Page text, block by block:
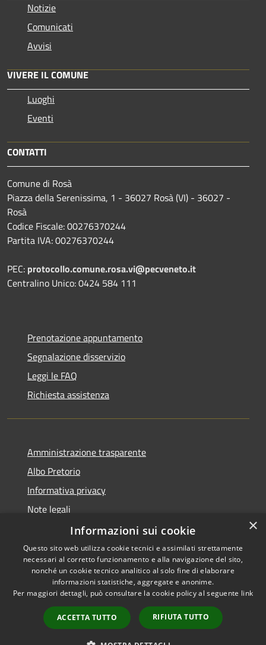
Notizie
Comunicati
Avvisi
VIVERE IL COMUNE
Luoghi
Eventi
CONTATTI
Comune di Rosà
Piazza della Serenissima, 1 - 36027 Rosà (VI) - 36027 -
Rosà
Codice Fiscale: 00276370244
Partita IVA: 00276370244
PEC: protocollo.comune.rosa.vi@pecveneto.it
Centralino Unico: 0424 584 111
Prenotazione appuntamento
Segnalazione disservizio
Leggi le FAQ
Richiesta assistenza
Amministrazione trasparente
Albo Pretorio
Informativa privacy
Note legali
Dichiarazione di accessibilità
RSS
Accessibilità
Copyright © 2026 • Comune di
Municipium•
Accesso
redazione
×
Informazioni sui cookie
Questo sito web utilizza cookie tecnici e assimilati strettamente
necessari al corretto funzionamento e alla navigazione del sito,
nonché un cookie tecnico analitico al solo fine di elaborare
informazioni statistiche, aggregate e anonime.
Per maggiori dettagli, può consultare la cookie policy al seguente link
ACCETTA TUTTO RIFIUTA TUTTO